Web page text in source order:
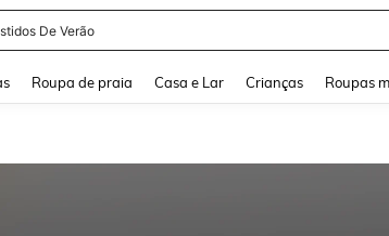
De Verão
Roupa de praia Casa e Lar Crianças Roupas